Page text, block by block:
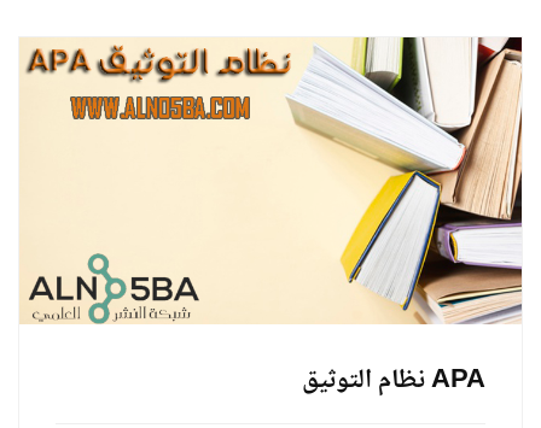
نظام التوثيق APA